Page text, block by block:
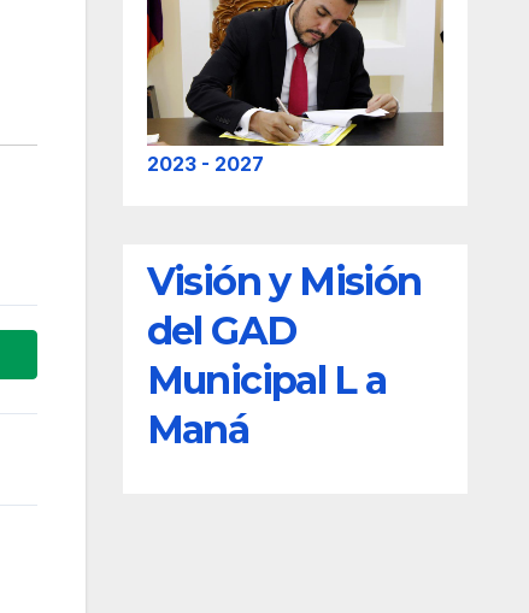
2023 - 2027
Visión y Misión
del GAD
Municipal L a
Maná